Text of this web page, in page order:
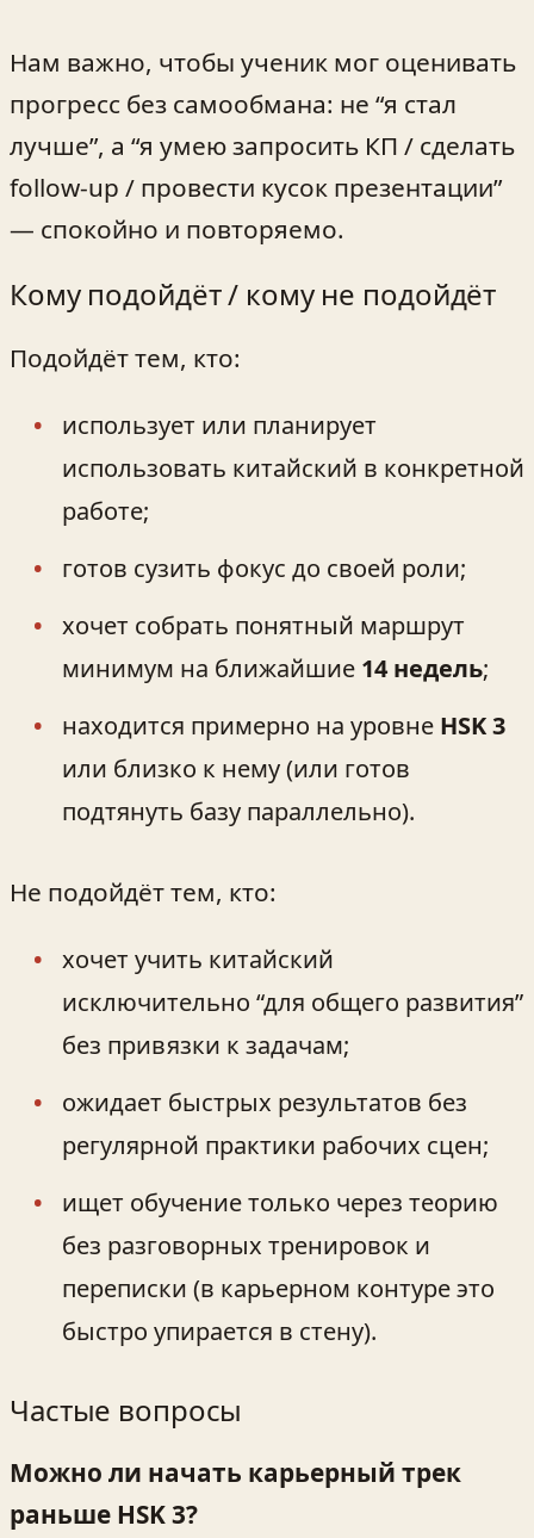
Нам важно, чтобы ученик мог оценивать
прогресс без самообмана: не “я стал
лучше”, а “я умею запросить КП / сделать
follow‑up / провести кусок презентации”
— спокойно и повторяемо.
Кому подойдёт / кому не подойдёт
Подойдёт тем, кто:
использует или планирует
использовать китайский в конкретной
работе;
готов сузить фокус до своей роли;
хочет собрать понятный маршрут
минимум на ближайшие 14 недель;
находится примерно на уровне HSK 3
или близко к нему (или готов
подтянуть базу параллельно).
Не подойдёт тем, кто:
хочет учить китайский
исключительно “для общего развития”
без привязки к задачам;
ожидает быстрых результатов без
регулярной практики рабочих сцен;
ищет обучение только через теорию
без разговорных тренировок и
переписки (в карьерном контуре это
быстро упирается в стену).
Частые вопросы
Можно ли начать карьерный трек
раньше HSK 3?